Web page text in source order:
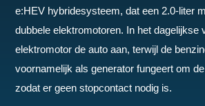
e:HEV hybridesysteem, dat een 2.0-liter
dubbele elektromotoren. In het dagelijkse
elektromotor de auto aan, terwijl de
voornamelijk als generator fungeert om
zodat er geen stopcontact nodig is.